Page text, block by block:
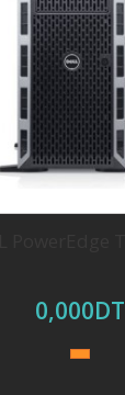
0,000DT